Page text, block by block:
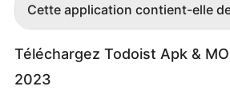
Cette application contient-elle
Téléchargez Todoist Apk &
2023